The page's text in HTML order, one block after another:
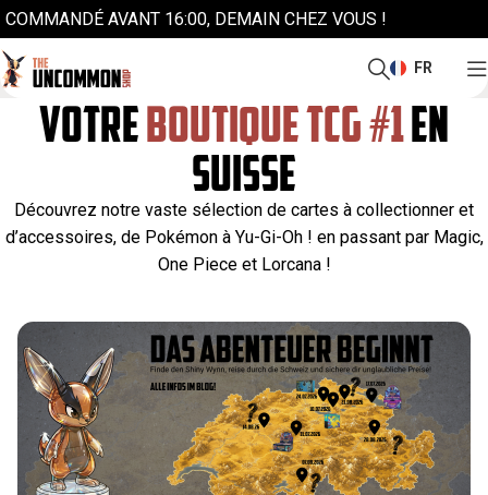
COMMANDÉ AVANT 16:00, DEMAIN CHEZ VOUS !
FR
VOTREBOUTIQUE TCG #1EN
SUISSE
Découvrez notre vaste sélection de cartes à collectionner et
d’accessoires, de Pokémon à Yu-Gi-Oh ! en passant par Magic,
One Piece et Lorcana !